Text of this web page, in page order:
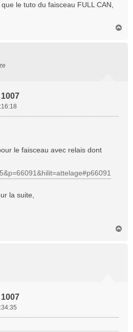
le tuto du faisceau FULL CAN,
le faisceau avec relais dont
la suite,